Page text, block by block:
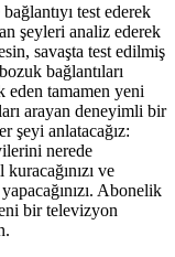
test ederek
şeyleri analiz ederek
savaşta test edilmiş
bağlantıları
tamamen yeni
arayan deneyimli bir
şeyi anlatacağız:
nerede
ve
Abonelik
bir televizyon